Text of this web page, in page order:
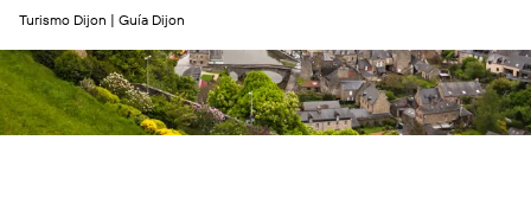
Turismo Dijon | Guía Dijon